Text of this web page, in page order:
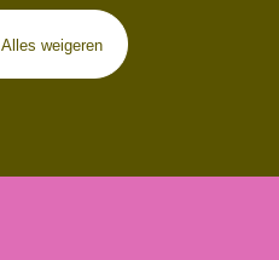
Alles weigeren
ZA 12.09.2026